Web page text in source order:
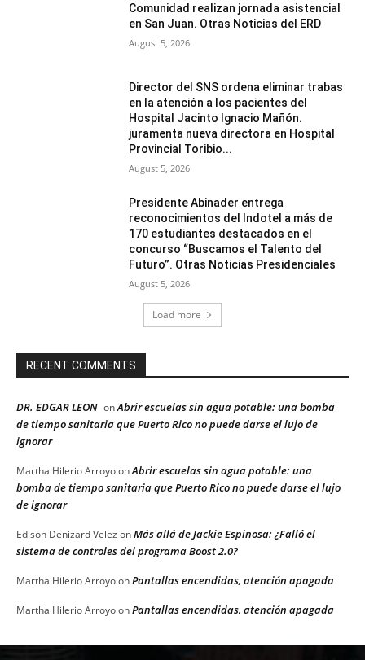
Comunidad realizan jornada asistencial
en San Juan. Otras Noticias del ERD
August 5, 2026
Director del SNS ordena eliminar trabas
en la atención a los pacientes del
Hospital Jacinto Ignacio Mañón.
juramenta nueva directora en Hospital
Provincial Toribio...
August 5, 2026
Presidente Abinader entrega
reconocimientos del Indotel a más de
170 estudiantes destacados en el
concurso “Buscamos el Talento del
Futuro”. Otras Noticias Presidenciales
August 5, 2026
Load more
RECENT COMMENTS
DR. EDGAR LEON onAbrir escuelas sin agua potable: una bomba
de tiempo sanitaria que Puerto Rico no puede darse el lujo de
ignorar
Martha Hilerio ArroyoonAbrir escuelas sin agua potable: una
bomba de tiempo sanitaria que Puerto Rico no puede darse el lujo
de ignorar
Edison Denizard Velez onMás allá de Jackie Espinosa: ¿Falló el
sistema de controles del programa Boost 2.0?
Martha Hilerio ArroyoonPantallas encendidas, atención apagada
Martha Hilerio ArroyoonPantallas encendidas, atención apagada